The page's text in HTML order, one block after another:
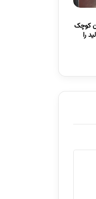
کوچک
را